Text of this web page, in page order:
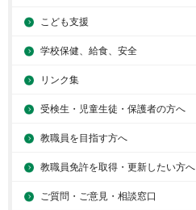
こども支援
学校保健、給食、安全
リンク集
受検生・児童生徒・保護者の方へ
教職員を目指す方へ
教職員免許を取得・更新したい方へ
ご質問・ご意見・相談窓口